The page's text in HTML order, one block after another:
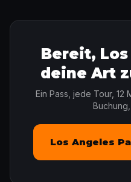
Bereit,
deine Art
Ein Pass, jede Tour, 12
Los Angeles